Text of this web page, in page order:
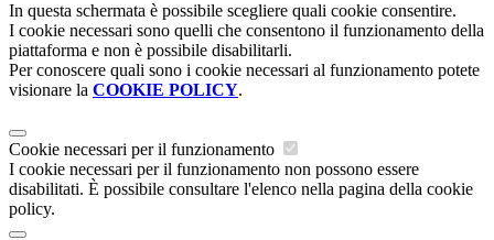
In questa schermata è possibile scegliere quali cookie consentire.
I cookie necessari sono quelli che consentono il funzionamento della
piattaforma e non è possibile disabilitarli.
Per conoscere quali sono i cookie necessari al funzionamento potete
visionare la COOKIE POLICY.
Cookie necessari per il funzionamento
I cookie necessari per il funzionamento non possono essere
disabilitati. È possibile consultare l'elenco nella pagina della cookie
policy.